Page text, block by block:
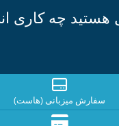
هستید چه کاری
سفارش میزبانی (هاست)